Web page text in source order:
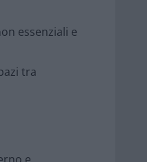
essenziali e
tra